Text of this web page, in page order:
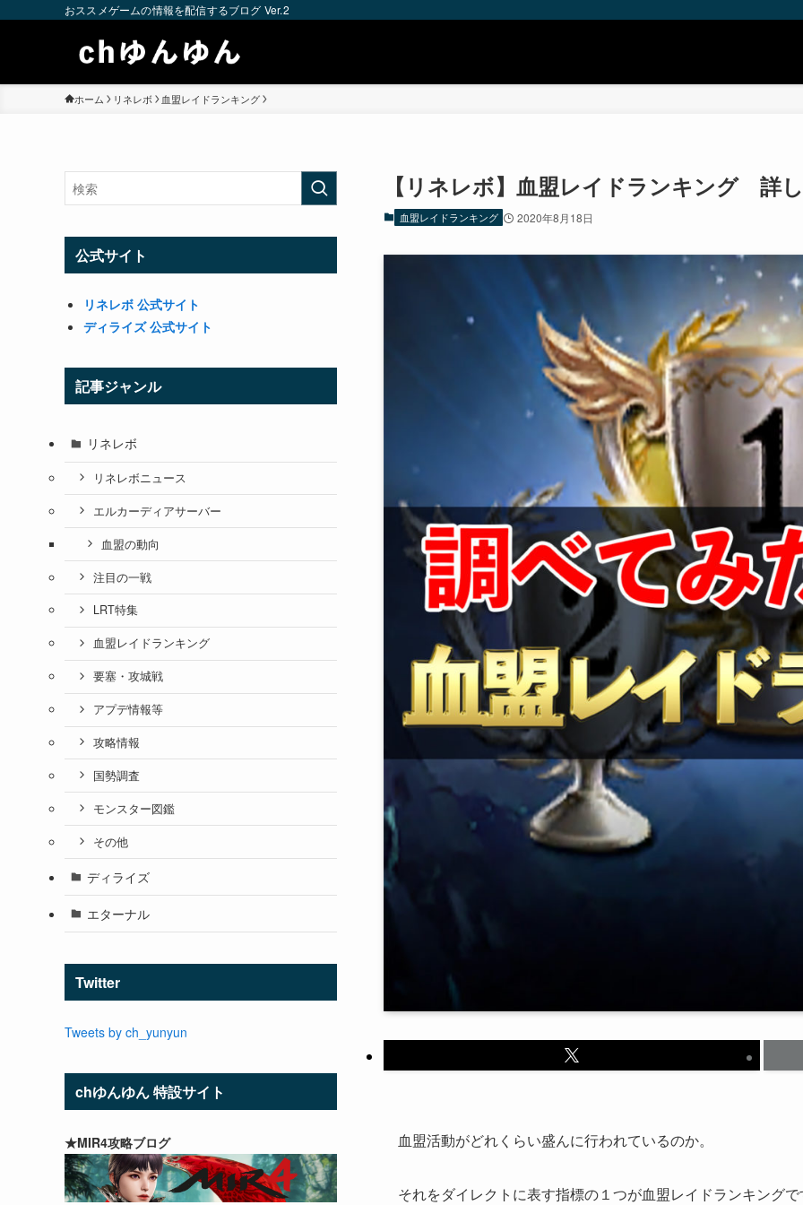
おススメゲームの情報を配信するブログ Ver.2
ホーム リネレボ 血盟レイドランキング
【リネレボ】血盟レイドランキング 詳
血盟レイドランキング 2020年8月18日
血盟活動がどれくらい盛んに行われているのか。
それをダイレクトに表す指標の１つが血盟レイドランキング
公式サイト
リネレボ 公式サイト
ディライズ 公式サイト
記事ジャンル
リネレボ
リネレボニュース
エルカーディアサーバー
血盟の動向
注目の一戦
LRT特集
血盟レイドランキング
要塞・攻城戦
アプデ情報等
攻略情報
国勢調査
モンスター図鑑
その他
ディライズ
エターナル
Twitter
Tweets by ch_yunyun
chゆんゆん 特設サイト
★MIR4攻略ブログ